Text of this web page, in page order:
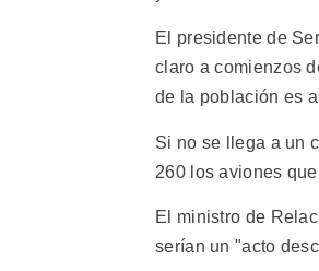
El presidente de
claro a comienzos
de la población es
Si no se llega a un
260 los aviones
El ministro de
serían un "acto